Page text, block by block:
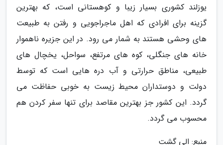
یوزلند کشوری بسیار زیبا و کوهستانی است، که بهترین
گزینه برای افرادی که اهل ماجراجویی و رفتن به طبیعت
های وحشی هستند به شمار می رود. در این جزیره ناهموار
خانه های جنگلی، کوه های مرتفع، سواحل، یخچال های
طبیعی، مناطق حرارتی و آب دره هایی است که توسط
دولت و دوستداران محیط زیست به خوبی حفاظت می
گردد. این کشور جز بهترین مقاصد برای تنها سفر کردن هم
محسوب می گردد.
منبع: الی گشت